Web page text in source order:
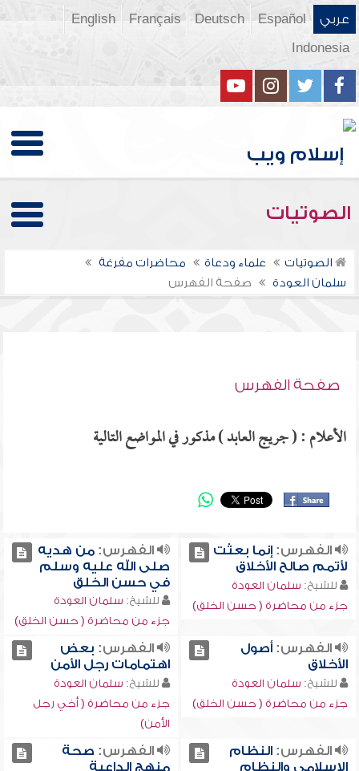
عربي Español
Deutsch
Français
English
Indonesia
الصوتيات
الصوتيات علماء ودعاة
محاضرات مفرغة
سلمان العودة
صفحة الفهرس
صفحة الفهرس
الأعلام : ( جريج العابد ) مذكور في المواضع التالية
الفهرس:إنما بعثت
لأتمم صالح الأخلاق
للشيخ: سلمان العودة
جزء من محاضرة ( حسن الخلق)
الفهرس:من هديه
صلى الله عليه وسلم
في حسن الخلق
للشيخ: سلمان العودة
جزء من محاضرة ( حسن الخلق)
الفهرس:أصول
الأخلاق
للشيخ: سلمان العودة
جزء من محاضرة ( حسن الخلق)
الفهرس: بعض
اهتمامات رجل الأمن
للشيخ: سلمان العودة
جزء من محاضرة ( أخي رجل
الأمن)
الفهرس:النظام
الإسلامي والنظام
الفهرس: صحة
منهج الداعية